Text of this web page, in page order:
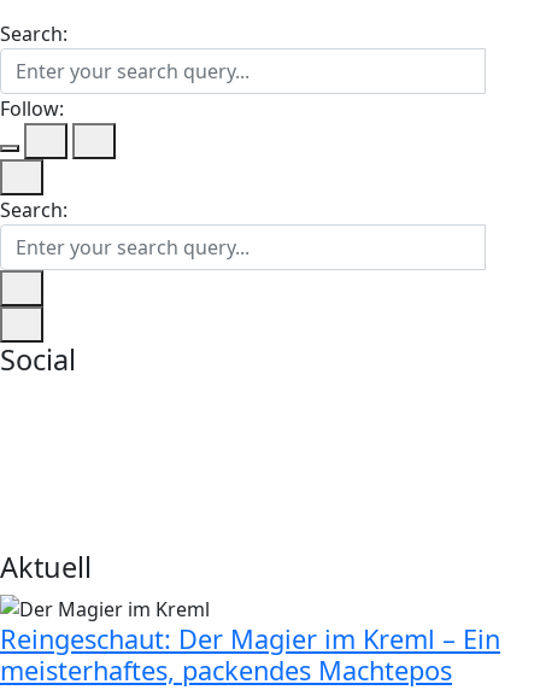
Search:
Follow:
Search:
Social
Aktuell
Reingeschaut: Der Magier im Kreml – Ein
meisterhaftes, packendes Machtepos